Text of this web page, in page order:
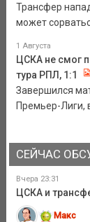
Трансфер
может
1 Августа
ЦСКА не смог
тура РПЛ, 1:1
Завершился
Премьер-Лиги,
СЕЙЧАС
Вчера 23:31
ЦСКА и
Макс